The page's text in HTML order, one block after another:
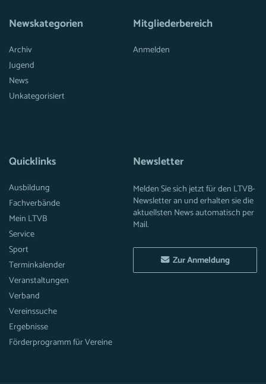
Newskategorien
Archiv
Jugend
News
Unkategorisiert
Mitgliederbereich
Anmelden
Quicklinks
Ausbildung
Fachverbände
Mein LTVB
Service
Sport
Terminkalender
Veranstaltungen
Verband
Vereinssuche
Ergebnisse
Förderprogramm für Vereine
Newsletter
Melden Sie sich jetzt für den LTVB-
Newsletter an und erhalten sie die
aktuellsten News automatisch per
Mail.
Zur Anmeldung